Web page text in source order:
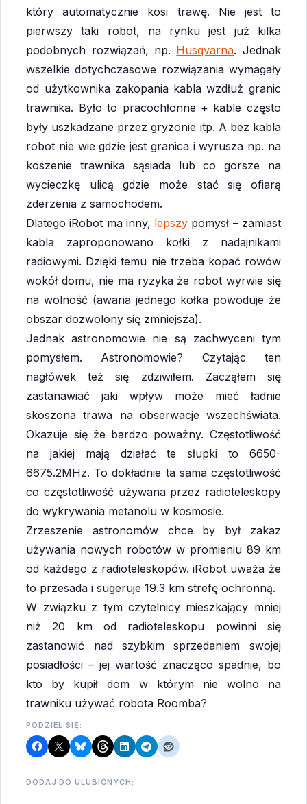
który automatycznie kosi trawę. Nie jest to
pierwszy taki robot, na rynku jest już kilka
podobnych rozwiązań, np. Husqvarna. Jednak
wszelkie dotychczasowe rozwiązania wymagały
od użytkownika zakopania kabla wzdłuż granic
trawnika. Było to pracochłonne + kable często
były uszkadzane przez gryzonie itp. A bez kabla
robot nie wie gdzie jest granica i wyrusza np. na
koszenie trawnika sąsiada lub co gorsze na
wycieczkę ulicą gdzie może stać się ofiarą
zderzenia z samochodem.
Dlatego iRobot ma inny, lepszy pomysł – zamiast
kabla zaproponowano kołki z nadajnikami
radiowymi. Dzięki temu nie trzeba kopać rowów
wokół domu, nie ma ryzyka że robot wyrwie się
na wolność (awaria jednego kołka powoduje że
obszar dozwolony się zmniejsza).
Jednak astronomowie nie są zachwyceni tym
pomysłem. Astronomowie? Czytając ten
nagłówek też się zdziwiłem. Zacząłem się
zastanawiać jaki wpływ może mieć ładnie
skoszona trawa na obserwacje wszechświata.
Okazuje się że bardzo poważny. Częstotliwość
na jakiej mają działać te słupki to 6650-
6675.2MHz. To dokładnie ta sama częstotliwość
co częstotliwość używana przez radioteleskopy
do wykrywania metanolu w kosmosie.
Zrzeszenie astronomów chce by był zakaz
używania nowych robotów w promieniu 89 km
od każdego z radioteleskopów. iRobot uważa że
to przesada i sugeruje 19.3 km strefę ochronną.
W związku z tym czytelnicy mieszkający mniej
niż 20 km od radioteleskopu powinni się
zastanowić nad szybkim sprzedaniem swojej
posiadłości – jej wartość znacząco spadnie, bo
kto by kupił dom w którym nie wolno na
trawniku używać robota Roomba?
PODZIEL SIĘ:
DODAJ DO ULUBIONYCH: